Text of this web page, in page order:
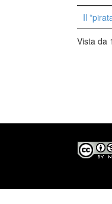
Il
Vista da